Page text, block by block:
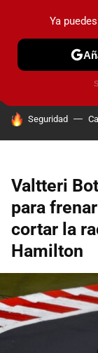
PRUEBAS
HOY SE HABLA
Seguridad
Valtteri
para
cortar la
Hamilton
Ya